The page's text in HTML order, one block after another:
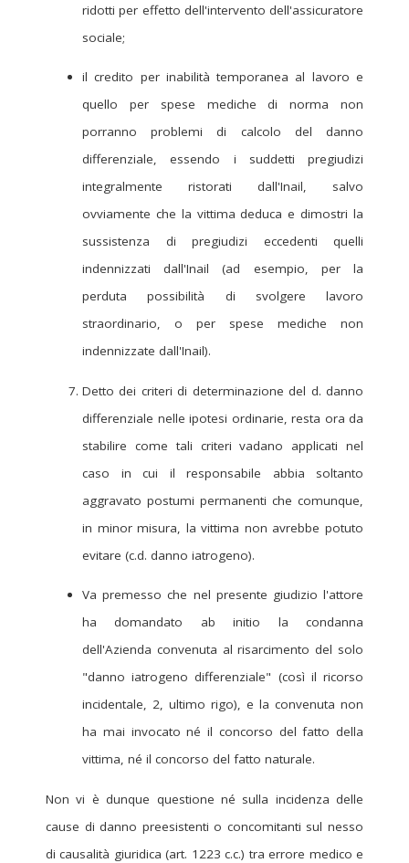
ridotti per effetto dell'intervento dell'assicuratore
sociale;
il credito per inabilità temporanea al lavoro e
quello per spese mediche di norma non
porranno problemi di calcolo del danno
differenziale, essendo i suddetti pregiudizi
integralmente ristorati dall'Inail, salvo
ovviamente che la vittima deduca e dimostri la
sussistenza di pregiudizi eccedenti quelli
indennizzati dall'Inail (ad esempio, per la
perduta possibilità di svolgere lavoro
straordinario, o per spese mediche non
indennizzate dall'Inail).
Detto dei criteri di determinazione del d. danno
differenziale nelle ipotesi ordinarie, resta ora da
stabilire come tali criteri vadano applicati nel
caso in cui il responsabile abbia soltanto
aggravato postumi permanenti che comunque,
in minor misura, la vittima non avrebbe potuto
evitare (c.d. danno iatrogeno).
Va premesso che nel presente giudizio l'attore
ha domandato ab initio la condanna
dell'Azienda convenuta al risarcimento del solo
"danno iatrogeno differenziale" (così il ricorso
incidentale, 2, ultimo rigo), e la convenuta non
ha mai invocato né il concorso del fatto della
vittima, né il concorso del fatto naturale.
Non vi è dunque questione né sulla incidenza delle
cause di danno preesistenti o concomitanti sul nesso
di causalità giuridica (art. 1223 c.c.) tra errore medico e